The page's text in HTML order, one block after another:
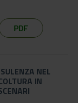
PDF
NEL
IN